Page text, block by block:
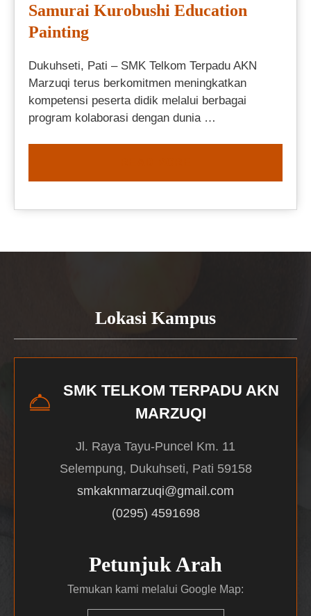
Samurai Kurobushi Education
Painting
Dukuhseti, Pati – SMK Telkom Terpadu AKN
Marzuqi terus berkomitmen meningkatkan
kompetensi peserta didik melalui berbagai
program kolaborasi dengan dunia …
Lokasi Kampus
SMK TELKOM TERPADU AKN
MARZUQI
Jl. Raya Tayu-Puncel Km. 11
Selempung, Dukuhseti, Pati 59158
smkaknmarzuqi@gmail.com
(0295) 4591698
Petunjuk Arah
Temukan kami melalui Google Map: